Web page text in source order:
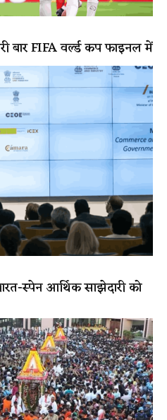
बार FIFA वर्ल्ड कप फाइनल में
स्पेन आर्थिक साझेदारी को